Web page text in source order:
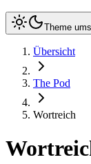
Theme
Übersicht
The Pod
Wortreich